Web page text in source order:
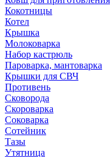
Кокотницы
Котел
Крышка
Молоковарка
Набор кастрюль
Пароварка, мантоварка
Крышки для СВЧ
Противень
Сковорода
Скороварка
Соковарка
Сотейник
Тазы
Утятница